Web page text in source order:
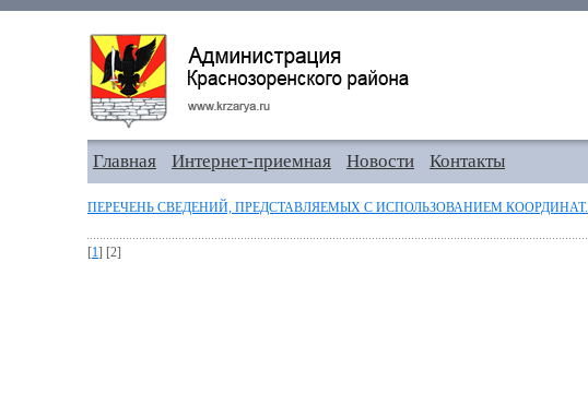
Главная Интернет-приемная Новости Контакты
ПЕРЕЧЕНЬ СВЕДЕНИЙ, ПРЕДСТАВЛЯЕМЫХ С ИСПОЛЬЗОВАНИЕМ КООРДИНАТ.
[1] [2]